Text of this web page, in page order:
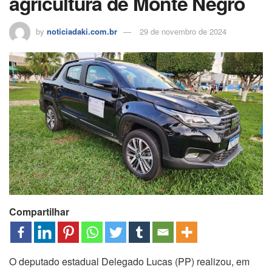
by noticiadaki.com.br 29 de novembro de 2024
Compartilhar
O deputado estadual Delegado Lucas (PP) realizou, em